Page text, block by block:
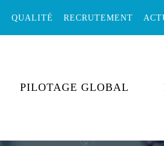
QUALITÉ RECRUTEMENT
PILOTAGE GLOBAL